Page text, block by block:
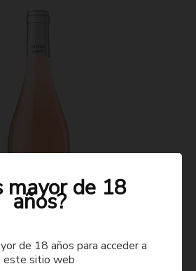
mayor de 18
años?
de 18 años para acceder a
este sitio web